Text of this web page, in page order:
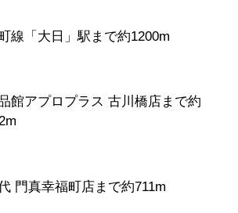
線「大日」駅まで約1200m
館アプロプラス 古川橋店まで約
門真幸福町店まで約711m